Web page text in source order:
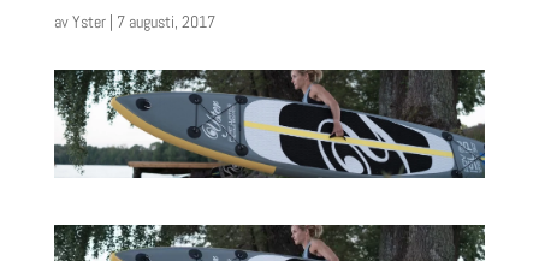
avYster| 7 augusti, 2017